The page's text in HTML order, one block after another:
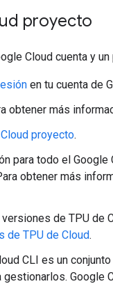
proyecto
Cloud cuenta y
en tu cuenta de
obtener más
proyecto.
para todo el
obtener más
de TPU
de TPU de Cloud.
CLI es un
Google